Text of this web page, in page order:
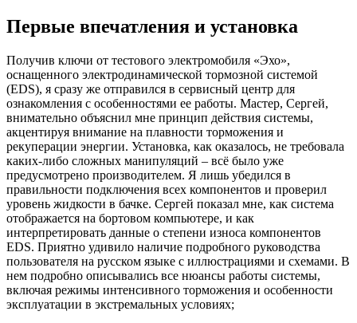
Первые впечатления и установка
Получив ключи от тестового электромобиля «Эхо»,
оснащенного электродинамической тормозной системой
(EDS), я сразу же отправился в сервисный центр для
ознакомления с особенностями ее работы. Мастер, Сергей,
внимательно объяснил мне принцип действия системы,
акцентируя внимание на плавности торможения и
рекуперации энергии. Установка, как оказалось, не требовала
каких-либо сложных манипуляций – всё было уже
предусмотрено производителем. Я лишь убедился в
правильности подключения всех компонентов и проверил
уровень жидкости в бачке. Сергей показал мне, как система
отображается на бортовом компьютере, и как
интерпретировать данные о степени износа компонентов
EDS. Приятно удивило наличие подробного руководства
пользователя на русском языке с иллюстрациями и схемами. В
нем подробно описывались все нюансы работы системы,
включая режимы интенсивного торможения и особенности
эксплуатации в экстремальных условиях;